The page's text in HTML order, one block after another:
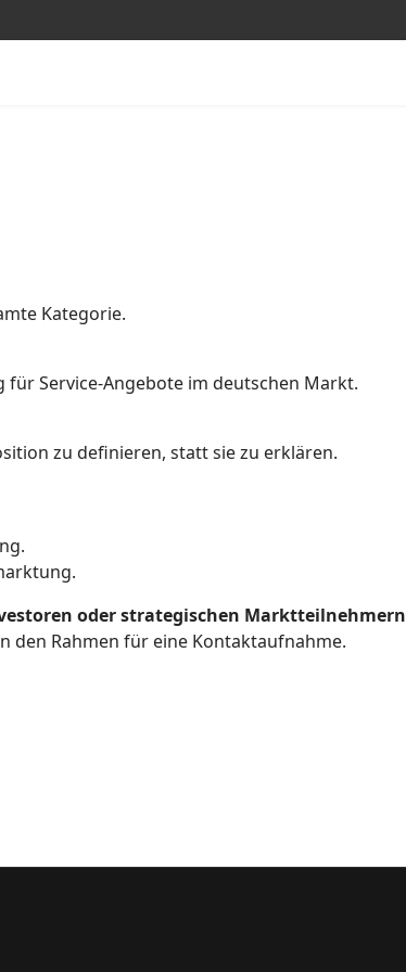
Kategorie.
für Service-Angebote im deutschen Markt.
zu definieren, statt sie zu erklären.
oder strategischen Marktteilnehmern
den Rahmen für eine Kontaktaufnahme.